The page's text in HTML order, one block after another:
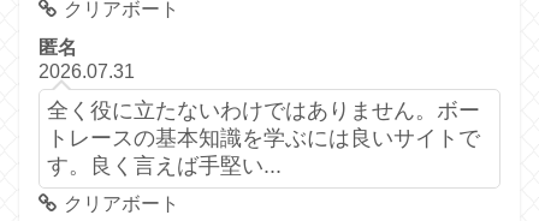
クリアボート
匿名
2026.07.31
全く役に立たないわけではありません。ボー
トレースの基本知識を学ぶには良いサイトで
す。良く言えば手堅い...
クリアボート